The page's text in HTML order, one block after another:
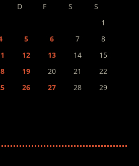
D F S
S
1
5 6 7
8
12 13 14
15
19 20 21
22
26 27 28
29